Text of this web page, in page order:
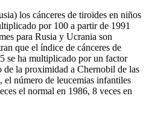
los cánceres de tiroides en niños
por 100 a partir de 1991
para Rusia y Ucrania son
que el índice de cánceres de
se ha multiplicado por un factor
de la proximidad a Chernobil de las
el número de leucemias infantiles
el normal en 1986, 8 veces en